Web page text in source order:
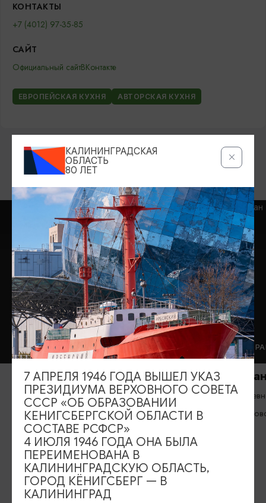
КОНТАКТЫ
+7 (4012) 97-35-85
САЙТ
Официальный сайтВКонтакте
ЕВРОПЕЙСКАЯ КУХНЯ АВТОРСКАЯ КУХНЯ
ВОЗМОЖНО ВАС ЗАИНТЕРЕСУЕТ
КАФЕ
Кафе «Чулан»
Вс-Пт: 11:00-21:00, Сб: 13:00-21:00
Правдинск
РЕСТОРАНЫ
Ресторан
Ежедневно
Черняховск
ИЩИТЕ ТАКЖЕ НА НАШЕМ САЙТЕ
КАЛИНИНГРАДСКАЯ
ОБЛАСТЬ
80 ЛЕТ
7 АПРЕЛЯ 1946 ГОДА ВЫШЕЛ УКАЗ
ПРЕЗИДИУМА ВЕРХОВНОГО СОВЕТА
СССР «ОБ ОБРАЗОВАНИИ
КЕНИГСБЕРГСКОЙ ОБЛАСТИ В
СОСТАВЕ РСФСР»
4 ИЮЛЯ 1946 ГОДА ОНА БЫЛА
ПЕРЕИМЕНОВАНА В
КАЛИНИНГРАДСКУЮ ОБЛАСТЬ,
ГОРОД КЁНИГСБЕРГ — В
КАЛИНИНГРАД